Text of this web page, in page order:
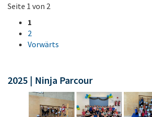
Seite 1 von 2
1
2
Vorwärts
2025 | Ninja Parcour